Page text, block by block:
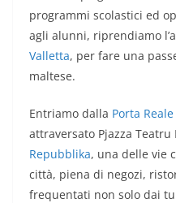
programmi scolastici ed
agli alunni, riprendiamo
Valletta, per fare una
maltese.
Entriamo dalla Porta
attraversato Pjazza
Repubblika, una delle vie
città, piena di negozi,
frequentati non solo dai